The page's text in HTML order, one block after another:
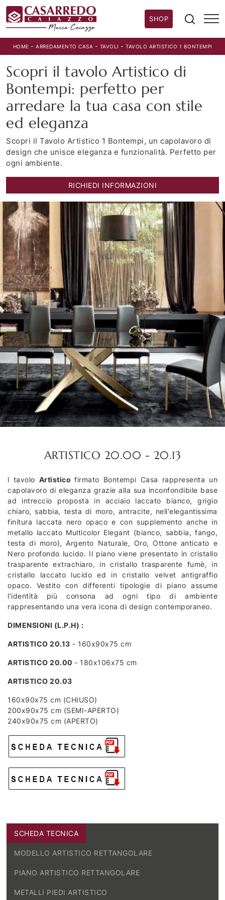
SHOP
HOME - ARREDAMENTO CASA - TAVOLI - TAVOLO ARTISTICO 1 BONTEMPI
Scopri il tavolo Artistico di
Bontempi: perfetto per
arredare la tua casa con stile
ed eleganza
Scopri il Tavolo Artistico 1 Bontempi, un capolavoro di
design che unisce eleganza e funzionalità. Perfetto per
ogni ambiente.
RICHIEDI INFORMAZIONI
ARTISTICO 20.00 - 20.13
l tavolo Artistico firmato Bontempi Casa rappresenta un
capolavoro di eleganza grazie alla sua inconfondibile base
ad intreccio proposta in acciaio laccato bianco, grigio
chiaro, sabbia, testa di moro, antracite, nell'elegantissima
finitura laccata nero opaco e con supplemento anche in
metallo laccato Multicolor Elegant (bianco, sabbia, fango,
testa di moro), Argento Naturale, Oro, Ottone anticato e
Nero profondo lucido. Il piano viene presentato in cristallo
trasparente extrachiaro, in cristallo trasparente fumè, in
cristallo laccato lucido ed in cristallo velvet antigraffio
opaco. Vestito con differenti tipologie di piano assume
l’identità più consona ad ogni tipo di ambiente
rappresentando una vera icona di design contemporaneo.
DIMENSIONI (L.P.H) :
ARTISTICO 20.13 - 160x90x75 cm
ARTISTICO 20.00 - 180x106x75 cm
ARTISTICO 20.03
160x90x75 cm (CHIUSO)
200x90x75 cm (SEMI-APERTO)
240x90x75 cm (APERTO)
SCHEDA TECNICA
MODELLO ARTISTICO RETTANGOLARE
PIANO ARTISTICO RETTANGOLARE
METALLI PIEDI ARTISTICO